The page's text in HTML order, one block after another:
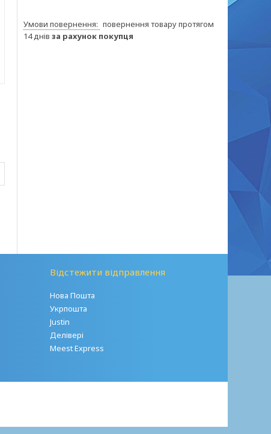
повернення товару протягом
14 днів за рахунок покупця
Відстежити відправлення
Нова Пошта
Укрпошта
Justin
Делівері
Meest Express